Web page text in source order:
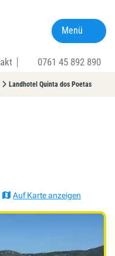
0761 45 892 890
Menü
Landhotel Quinta dos Poetas
Auf Karte anzeigen